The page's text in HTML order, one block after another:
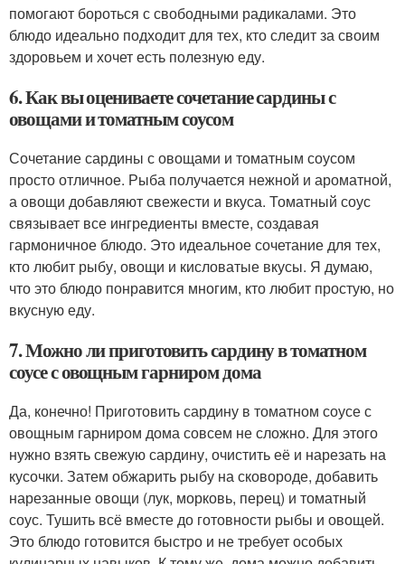
помогают бороться с свободными радикалами. Это
блюдо идеально подходит для тех, кто следит за своим
здоровьем и хочет есть полезную еду.
6. Как вы оцениваете сочетание сардины с
овощами и томатным соусом
Сочетание сардины с овощами и томатным соусом
просто отличное. Рыба получается нежной и ароматной,
а овощи добавляют свежести и вкуса. Томатный соус
связывает все ингредиенты вместе, создавая
гармоничное блюдо. Это идеальное сочетание для тех,
кто любит рыбу, овощи и кисловатые вкусы. Я думаю,
что это блюдо понравится многим, кто любит простую, но
вкусную еду.
7. Можно ли приготовить сардину в томатном
соусе с овощным гарниром дома
Да, конечно! Приготовить сардину в томатном соусе с
овощным гарниром дома совсем не сложно. Для этого
нужно взять свежую сардину, очистить её и нарезать на
кусочки. Затем обжарить рыбу на сковороде, добавить
нарезанные овощи (лук, морковь, перец) и томатный
соус. Тушить всё вместе до готовности рыбы и овощей.
Это блюдо готовится быстро и не требует особых